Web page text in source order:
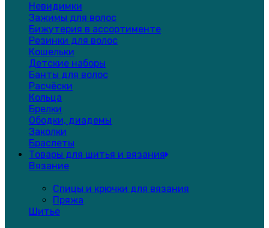
Невидимки
Зажимы для волос
Бижутерия в ассортименте
Резинки для волос
Кошельки
Детские наборы
Банты для волос
Расчёски
Кольца
Брелки
Ободки, диадемы
Заколки
Браслеты
Товары для шитья и вязания
Вязание
Спицы и крючки для вязания
Пряжа
Шитье